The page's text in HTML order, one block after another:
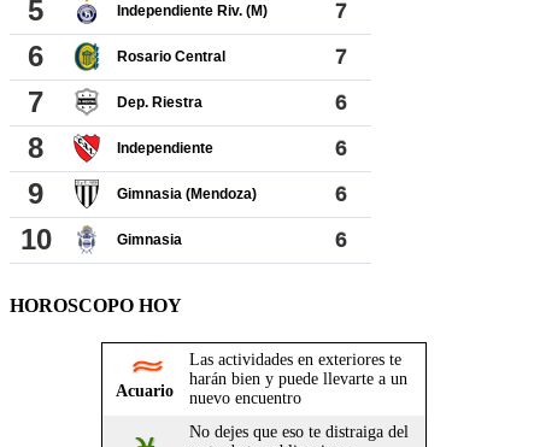
HOROSCOPO HOY